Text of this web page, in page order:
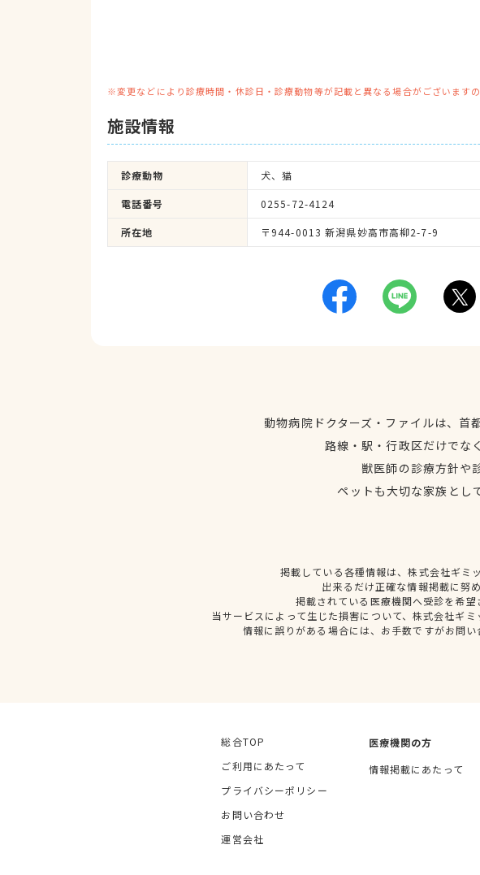
※変更などにより診療時間・休診日・診療動物等が記載と異なる場合がございます
施設情報
診療動物 犬、猫
電話番号 0255-72-4124
所在地 〒944-0013 新潟県妙高市高柳2-7-9
動物病院ドクターズ・ファイルは、首
路線・駅・行政区だけでな
獣医師の診療方針や
ペットも大切な家族とし
掲載している各種情報は、株式会社ギミ
出来るだけ正確な情報掲載に努
掲載されている医療機関へ受診を希
当サービスによって生じた損害について、株式会社ギ
情報に誤りがある場合には、お手数ですがお問
総合TOP
ご利用にあたって
プライバシーポリシー
お問い合わせ
運営会社
医療機関の方
情報掲載にあたって